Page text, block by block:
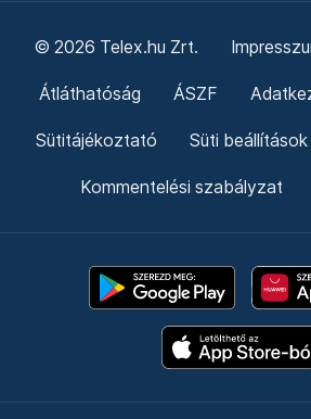
© 2026 Telex.hu Zrt.
Átláthatóság ÁSZF
Sütitájékoztató Süti beállítások
Kommentelési szabályzat